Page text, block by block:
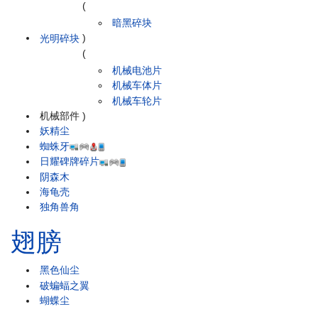
光明碎块
(
暗黑碎块
)
机械部件
(
机械电池片
机械车体片
机械车轮片
)
妖精尘
蜘蛛牙
日耀碑牌碎片
阴森木
海龟壳
独角兽角
翅膀
黑色仙尘
破蝙蝠之翼
蝴蝶尘